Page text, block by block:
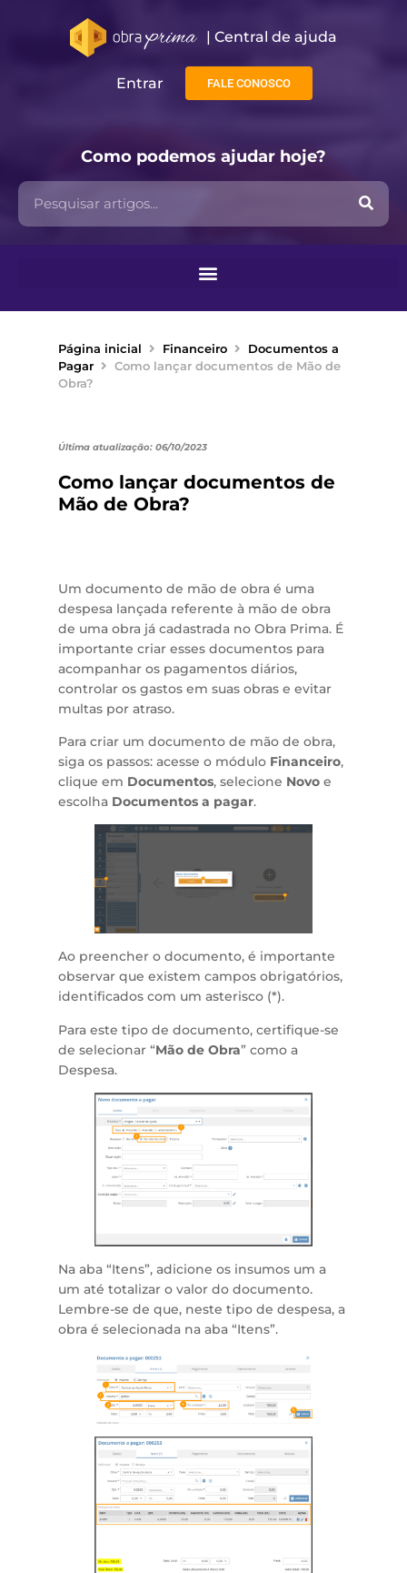
| Central de ajuda​
Entrar FALE CONOSCO
Como podemos ajudar hoje?
Página inicial Financeiro
Documentos a
Pagar
Como lançar documentos de Mão de
Obra?
Última atualização: 06/10/2023
Como lançar documentos de
Mão de Obra?
Um documento de mão de obra é uma
despesa lançada referente à mão de obra
de uma obra já cadastrada no Obra Prima. É
importante criar esses documentos para
acompanhar os pagamentos diários,
controlar os gastos em suas obras e evitar
multas por atraso.
Para criar um documento de mão de obra,
siga os passos: acesse o módulo Financeiro,
clique em Documentos, selecione Novo e
escolha Documentos a pagar.
Ao preencher o documento, é importante
observar que existem campos obrigatórios,
identificados com um asterisco (*).
Para este tipo de documento, certifique-se
de selecionar “Mão de Obra” como a
Despesa.
Na aba “Itens”, adicione os insumos um a
um até totalizar o valor do documento.
Lembre-se de que, neste tipo de despesa, a
obra é selecionada na aba “Itens”.